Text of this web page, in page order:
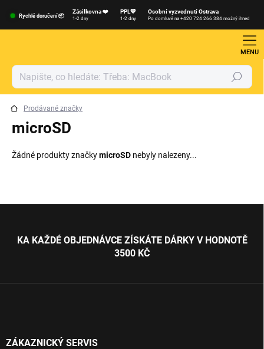
Rychlé doručení 📦
Zásilkovna ❤️ PPL💙 Osobní vyzvednutí Ostrava
1-2 dny 1-2 dny Po domluvě na +420 724 266 384 možný ihned
Hledat
Prodávané značky
microSD
Žádné produkty značkymicroSD nebyly nalezeny...
KA KAŽDÉ OBJEDNÁVCE ZÍSKÁTE DÁRKY V HODNOTĚ
3500 KČ
ZÁKAZNICKÝ SERVIS